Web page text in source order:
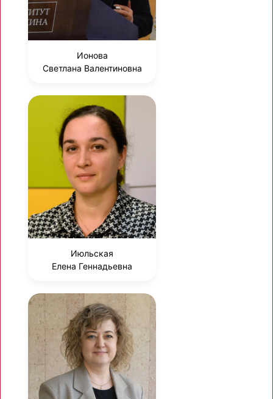
Ионова
Светлана Валентиновна
Июльская
Елена Геннадьевна